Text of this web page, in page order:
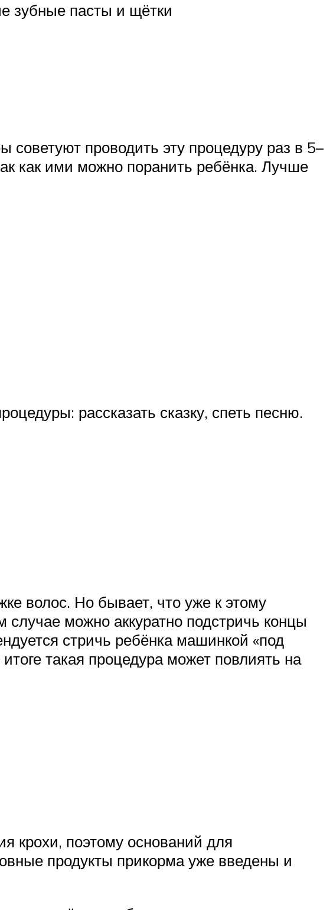
зубные пасты и щётки
проводить эту процедуру раз в 5–
как ими можно поранить ребёнка. Лучше
рассказать сказку, спеть песню.
волос. Но бывает, что уже к этому
можно аккуратно подстричь концы
стричь ребёнка машинкой «под
такая процедура может повлиять на
крохи, поэтому оснований для
продукты прикорма уже введены и